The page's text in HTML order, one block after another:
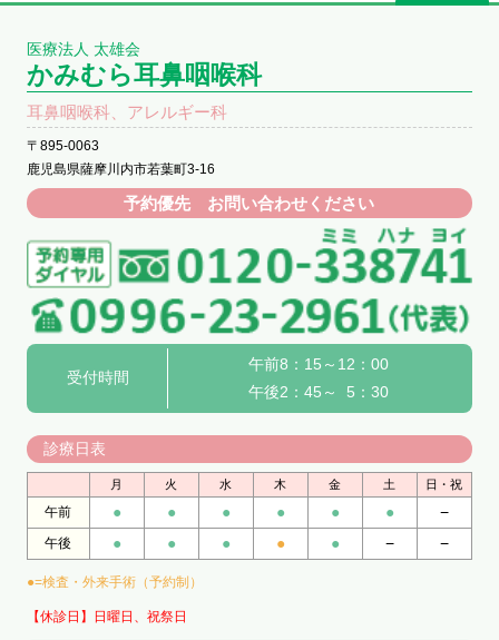
医療法人 太雄会
かみむら耳鼻咽喉科
耳鼻咽喉科、アレルギー科
〒895-0063
鹿児島県薩摩川内市若葉町3-16
予約優先 お問い合わせください
受付時間
午前8：15～12：00
午後2：45～ 5：30
診療日表
月 火 水 木 金 土 日・祝
午前 ● ● ● ● ● ● −
午後 ● ● ● ● ● − −
●=検査・外来手術（予約制）
【休診日】日曜日、祝祭日